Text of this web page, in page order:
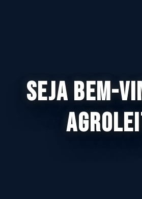
SEJA BEM-